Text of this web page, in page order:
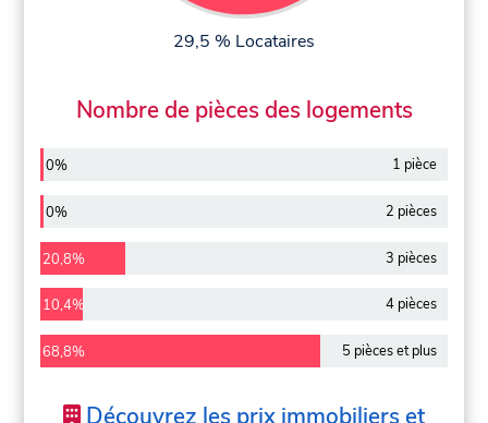
29,5 % Locataires
Nombre de pièces des logements
0% 1 pièce
0% 2 pièces
20,8% 3 pièces
10,4% 4 pièces
68,8% 5 pièces et plus
Découvrez les prix immobiliers et